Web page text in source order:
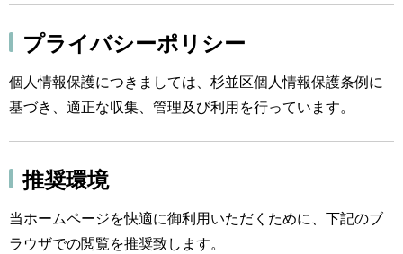
プライバシーポリシー
個人情報保護につきましては、杉並区個人情報保護条例に
基づき、適正な収集、管理及び利用を行っています。
推奨環境
当ホームページを快適に御利用いただくために、下記のブ
ラウザでの閲覧を推奨致します。